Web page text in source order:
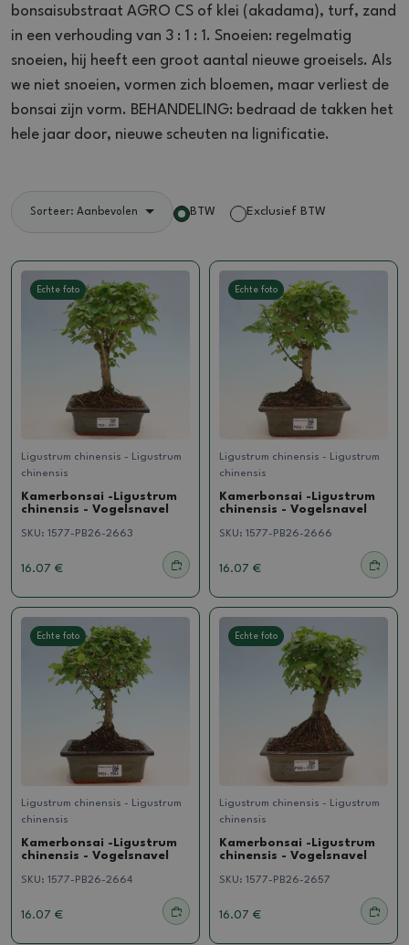
bonsaisubstraat AGRO CS of klei (akadama), turf, zand
in een verhouding van 3 : 1 : 1. Snoeien: regelmatig
snoeien, hij heeft een groot aantal nieuwe groeisels. Als
we niet snoeien, vormen zich bloemen, maar verliest de
bonsai zijn vorm. BEHANDELING: bedraad de takken het
hele jaar door, nieuwe scheuten na lignificatie.
Sorteer: Aanbevolen BTW Exclusief BTW
Echte foto
Ligustrum chinensis - Ligustrum
chinensis
Kamerbonsai -Ligustrum
chinensis - Vogelsnavel
SKU: 1577-PB26-2663
16.07 €
Echte foto
Ligustrum chinensis - Ligustrum
chinensis
Kamerbonsai -Ligustrum
chinensis - Vogelsnavel
SKU: 1577-PB26-2666
16.07 €
Echte foto
Ligustrum chinensis - Ligustrum
chinensis
Kamerbonsai -Ligustrum
chinensis - Vogelsnavel
SKU: 1577-PB26-2664
16.07 €
Echte foto
Ligustrum chinensis - Ligustrum
chinensis
Kamerbonsai -Ligustrum
chinensis - Vogelsnavel
SKU: 1577-PB26-2657
16.07 €